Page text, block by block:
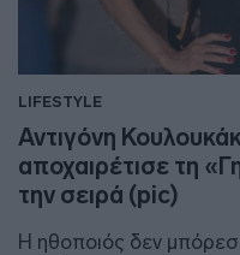
LIFESTYLE
Αντιγόνη
αποχαιρέτισε τη
την σειρά (pic)
Η ηθοποιός δεν